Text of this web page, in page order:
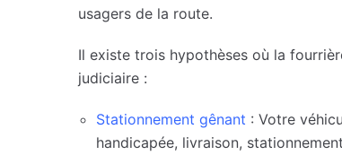
usagers de la route.
Il existe trois hypothèses où la
judiciaire :
Stationnement gênant : Votre
handicapée, livraison,